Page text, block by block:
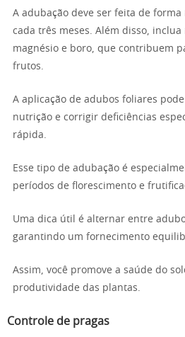
A adubação deve ser feita de
cada três meses. Além disso,
magnésio e boro, que contribuem
frutos.
A aplicação de adubos foliares
nutrição e corrigir deficiências
rápida.
Esse tipo de adubação é
períodos de florescimento e
Uma dica útil é alternar entre
garantindo um fornecimento
Assim, você promove a saúde do
produtividade das plantas.
Controle de pragas